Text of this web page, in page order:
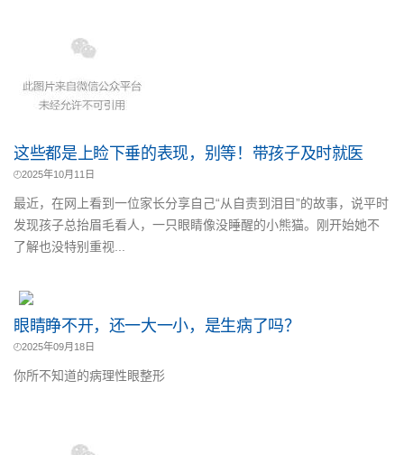
这些都是上睑下垂的表现，别等！带孩子及时就医
2025年10月11日
最近，在网上看到一位家长分享自己“从自责到泪目”的故事，说平时
发现孩子总抬眉毛看人，一只眼睛像没睡醒的小熊猫。刚开始她不
了解也没特别重视...
眼睛睁不开，还一大一小，是生病了吗？
2025年09月18日
你所不知道的病理性眼整形